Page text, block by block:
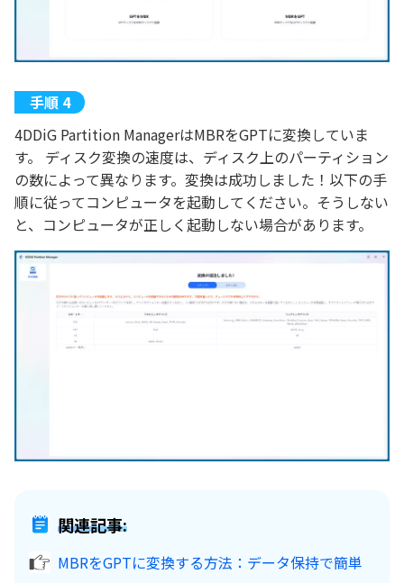
4DDiG Partition ManagerはMBRをGPTに変換していま
す。 ディスク変換の速度は、ディスク上のパーティション
の数によって異なります。変換は成功しました！以下の手
順に従ってコンピュータを起動してください。そうしない
と、コンピュータが正しく起動しない場合があります。
関連記事:
MBRをGPTに変換する方法：データ保持で簡単